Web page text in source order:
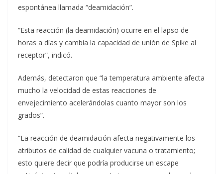
espontánea llamada “deamidación”.
“Esta reacción (la deamidación) ocurre en el lapso de
horas a días y cambia la capacidad de unión de Spike al
receptor”, indicó.
Además, detectaron que “la temperatura ambiente afecta
mucho la velocidad de estas reacciones de
envejecimiento acelerándolas cuanto mayor son los
grados”.
“La reacción de deamidación afecta negativamente los
atributos de calidad de cualquier vacuna o tratamiento;
esto quiere decir que podría producirse un escape